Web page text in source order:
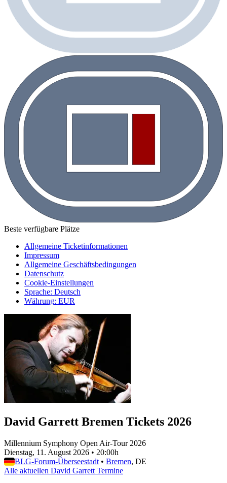
Beste verfügbare Plätze
Allgemeine Ticketinformationen
Impressum
Allgemeine Geschäftsbedingungen
Datenschutz
Cookie-Einstellungen
Sprache: Deutsch
Währung: EUR
David Garrett Bremen Tickets 2026
Millennium Symphony Open Air-Tour 2026
Dienstag, 11. August 2026 • 20:00h
BLG-Forum-Überseestadt • Bremen, DE
Alle aktuellen David Garrett Termine